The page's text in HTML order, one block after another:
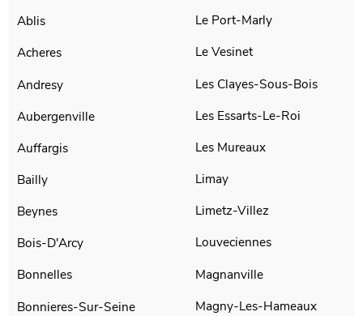
Ablis
Acheres
Andresy
Aubergenville
Auffargis
Bailly
Beynes
Bois-D'Arcy
Bonnelles
Bonnieres-Sur-Seine
Le Port-Marly
Le Vesinet
Les Clayes-Sous-Bois
Les Essarts-Le-Roi
Les Mureaux
Limay
Limetz-Villez
Louveciennes
Magnanville
Magny-Les-Hameaux